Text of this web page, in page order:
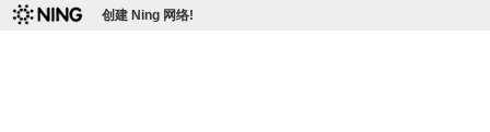
创建 Ning 网络!